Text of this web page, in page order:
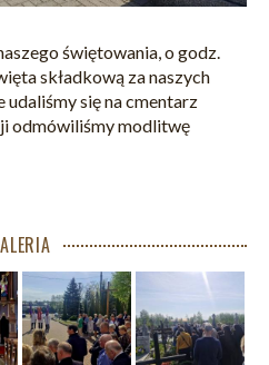
świętowania, o godz.
składkową za naszych
udaliśmy się na cmentarz
odmówiliśmy modlitwę